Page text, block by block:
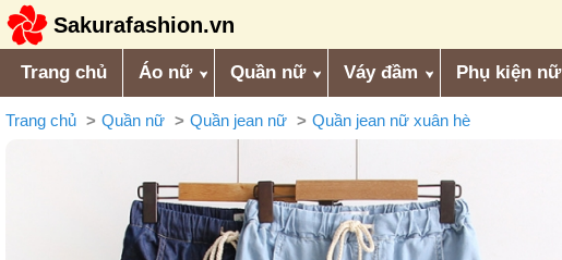
Sakurafashion.vn
Trang chủ Áo nữ Quần nữ Váy đầm Phụ kiện nữ
Trang chủ Quần nữ Quần jean nữ Quần jean nữ xuân hè